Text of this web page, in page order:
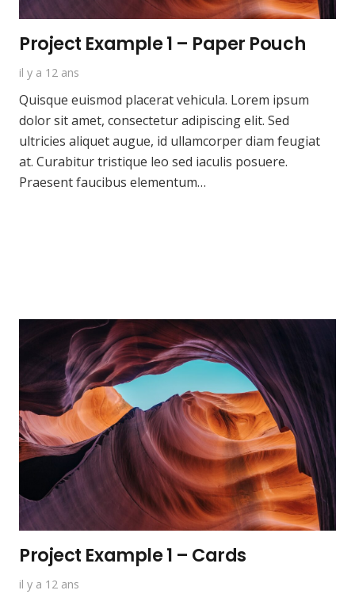
Project Example 1 – Paper Pouch
il y a 12 ans
Quisque euismod placerat vehicula. Lorem ipsum
dolor sit amet, consectetur adipiscing elit. Sed
ultricies aliquet augue, id ullamcorper diam feugiat
at. Curabitur tristique leo sed iaculis posuere.
Praesent faucibus elementum…
Project Example 1 – Cards
il y a 12 ans